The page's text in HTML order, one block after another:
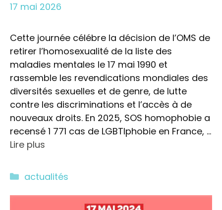
17 mai 2026
Cette journée célébre la décision de l’OMS de
retirer l’homosexualité de la liste des
maladies mentales le 17 mai 1990 et
rassemble les revendications mondiales des
diversités sexuelles et de genre, de lutte
contre les discriminations et l’accès à de
nouveaux droits. En 2025, SOS homophobie a
recensé 1 771 cas de LGBTIphobie en France, …
Lire plus
Catégories
actualités